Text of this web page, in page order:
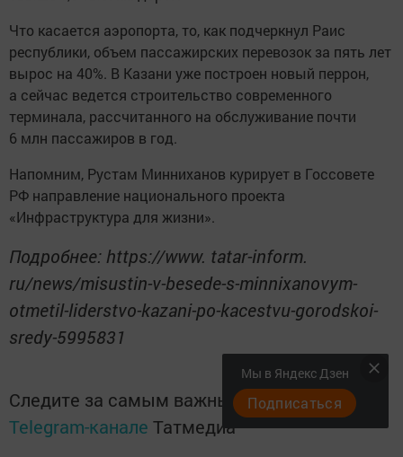
Что касается аэропорта, то, как подчеркнул Раис
республики, объем пассажирских перевозок за пять лет
вырос на 40%. В Казани уже построен новый перрон,
а сейчас ведется строительство современного
терминала, рассчитанного на обслуживание почти
6 млн пассажиров в год.
Напомним, Рустам Минниханов курирует в Госсовете
РФ направление национального проекта
«Инфраструктура для жизни».
Подробнее: https://www. tatar-inform.
ru/news/misustin-v-besede-s-minnixanovym-
otmetil-liderstvo-kazani-po-kacestvu-gorodskoi-
sredy-5995831
Следите за самым важным и интересным в
Telegram-канале Татмедиа
Мы в Яндекс Дзен
Подписаться